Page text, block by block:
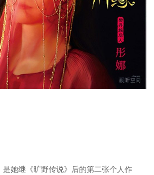
是她继《旷野传说》后的第二张个人作